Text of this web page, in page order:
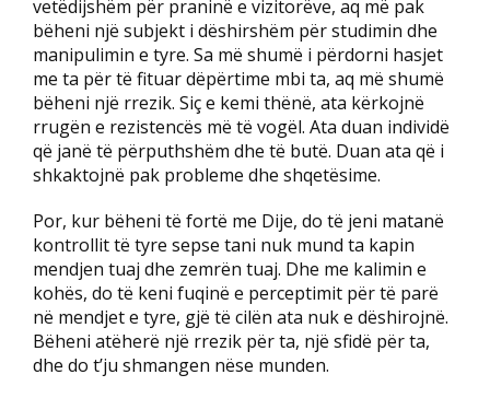
vetëdijshëm për praninë e vizitorëve, aq më pak
bëheni një subjekt i dëshirshëm për studimin dhe
manipulimin e tyre. Sa më shumë i përdorni hasjet
me ta për të fituar dëpërtime mbi ta, aq më shumë
bëheni një rrezik. Siç e kemi thënë, ata kërkojnë
rrugën e rezistencës më të vogël. Ata duan individë
që janë të përputhshëm dhe të butë. Duan ata që i
shkaktojnë pak probleme dhe shqetësime.
Por, kur bëheni të fortë me Dije, do të jeni matanë
kontrollit të tyre sepse tani nuk mund ta kapin
mendjen tuaj dhe zemrën tuaj. Dhe me kalimin e
kohës, do të keni fuqinë e perceptimit për të parë
në mendjet e tyre, gjë të cilën ata nuk e dëshirojnë.
Bëheni atëherë një rrezik për ta, një sfidë për ta,
dhe do t’ju shmangen nëse munden.